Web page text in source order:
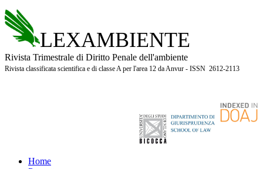
LEXAMBIENTE
Rivista Trimestrale di Diritto Penale dell'ambiente
Rivista classificata scientifica e di classe A per l'area 12 da Anvur - ISSN 2612-2113
Home